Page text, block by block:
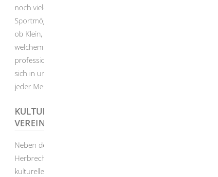
noch viele weitere Angebote. Die Liste an
Sportmöglichkeiten ist riesig. Ob Mann ob Frau, ob Groß
ob Klein, ob Jung oder Alt, für jeden ist etwas dabei. Egal
welchem Sport Sie auch nachgehen, sie werden immer
professionell betreut. Die Bürgerinnen und Bürger, die
sich in und für Vereine engagieren, sind mit Verstand und
jeder Menge Herzblut dabei.
KULTURELLE, SOZIALE UND ANDERE
VEREINE
Neben dem umfangreichen Sportangebot wird in
Herbrechtingen noch so einiges Mehr geboten. Im
kulturellen Bereich reicht die Spannweite vom